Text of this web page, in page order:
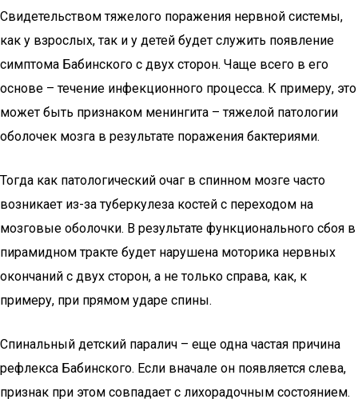
Свидетельством тяжелого поражения нервной системы,
как у взрослых, так и у детей будет служить появление
симптома Бабинского с двух сторон. Чаще всего в его
основе – течение инфекционного процесса. К примеру, это
может быть признаком менингита – тяжелой патологии
оболочек мозга в результате поражения бактериями.
Тогда как патологический очаг в спинном мозге часто
возникает из-за туберкулеза костей с переходом на
мозговые оболочки. В результате функционального сбоя в
пирамидном тракте будет нарушена моторика нервных
окончаний с двух сторон, а не только справа, как, к
примеру, при прямом ударе спины.
Спинальный детский паралич – еще одна частая причина
рефлекса Бабинского. Если вначале он появляется слева,
признак при этом совпадает с лихорадочным состоянием.